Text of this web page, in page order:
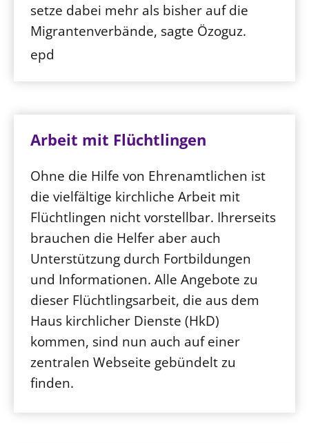
setze dabei mehr als bisher auf die
Migrantenverbände, sagte Özoguz.
epd
Arbeit mit Flüchtlingen
Ohne die Hilfe von Ehrenamtlichen ist
die vielfältige kirchliche Arbeit mit
Flüchtlingen nicht vorstellbar. Ihrerseits
brauchen die Helfer aber auch
Unterstützung durch Fortbildungen
und Informationen. Alle Angebote zu
dieser Flüchtlingsarbeit, die aus dem
Haus kirchlicher Dienste (HkD)
kommen, sind nun auch auf einer
zentralen Webseite gebündelt zu
finden.